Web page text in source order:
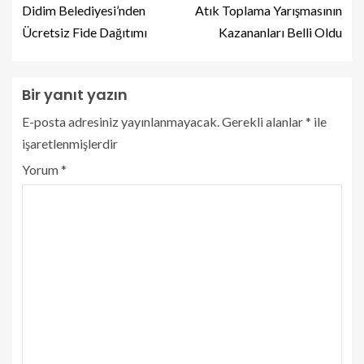
Didim Belediyesi’nden
Ücretsiz Fide Dağıtımı
Atık Toplama Yarışmasının
Kazananları Belli Oldu
Bir yanıt yazın
E-posta adresiniz yayınlanmayacak. Gerekli alanlar* ile
işaretlenmişlerdir
Yorum*